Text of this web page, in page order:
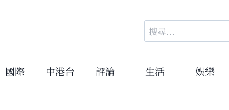
搜
尋
鍵
國際 中港台 評論 生活 娛樂